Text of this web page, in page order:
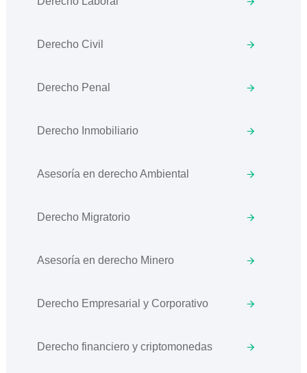
Derecho Civil
Derecho Penal
Derecho Inmobiliario
Asesoría en derecho Ambiental
Derecho Migratorio
Asesoría en derecho Minero
Derecho Empresarial y Corporativo
Derecho financiero y criptomonedas